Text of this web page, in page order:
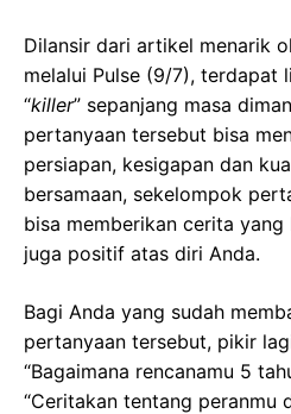
Dilansir dari artikel menarik
melalui Pulse (9/7), terdapat
“killer” sepanjang masa
pertanyaan tersebut bisa
persiapan, kesigapan dan
bersamaan, sekelompok
bisa memberikan cerita
juga positif atas diri Anda.
Bagi Anda yang sudah
pertanyaan tersebut, pikir
“Bagaimana rencanamu 5
“Ceritakan tentang peranmu